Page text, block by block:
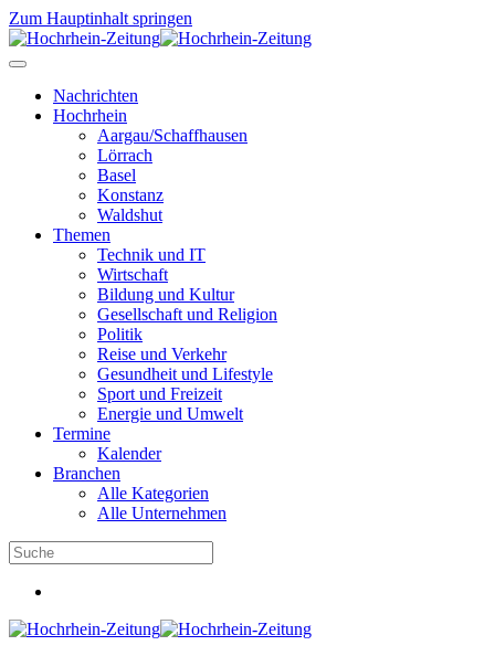
Zum Hauptinhalt springen
Nachrichten
Hochrhein
Aargau/Schaffhausen
Lörrach
Basel
Konstanz
Waldshut
Themen
Technik und IT
Wirtschaft
Bildung und Kultur
Gesellschaft und Religion
Politik
Reise und Verkehr
Gesundheit und Lifestyle
Sport und Freizeit
Energie und Umwelt
Termine
Kalender
Branchen
Alle Kategorien
Alle Unternehmen